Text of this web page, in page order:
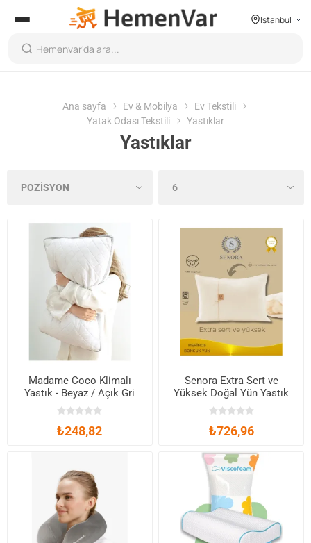
Istanbul
Ana sayfa Ev & Mobilya
Ev Tekstili
Yatak Odası Tekstili
Yastıklar
Yastıklar
Madame Coco Klimalı
Yastık - Beyaz / Açık Gri
₺248,82
Senora Extra Sert ve
Yüksek Doğal Yün Yastık
₺726,96